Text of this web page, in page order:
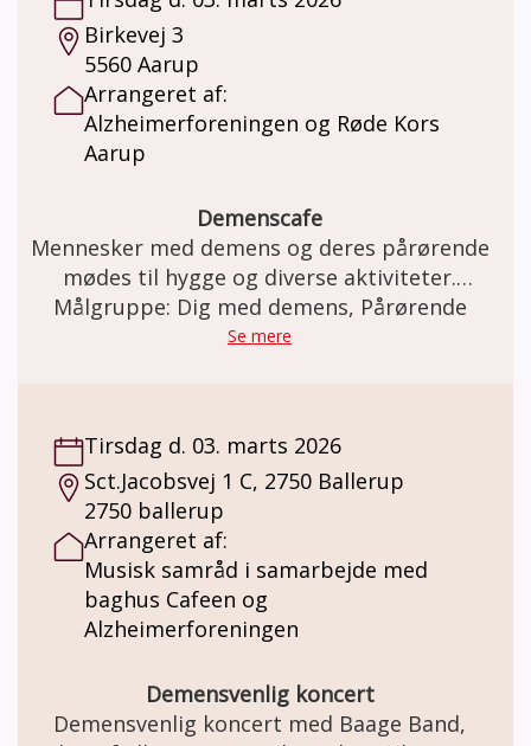
Birkevej 3
5560 Aarup
Arrangeret af:
Alzheimerforeningen og Røde Kors
Aarup
Demenscafe
Mennesker med demens og deres pårørende
mødes til hygge og diverse aktiviteter.
Pårørende har mulighed for at udveksle
erfaringer.
Målgruppe: Dig med demens, Pårørende
Se mere
Tirsdag d. 03. marts 2026
Sct.Jacobsvej 1 C, 2750 Ballerup
2750 ballerup
Arrangeret af:
Musisk samråd i samarbejde med
baghus Cafeen og
Alzheimerforeningen
Demensvenlig koncert
Demensvenlig koncert med Baage Band,